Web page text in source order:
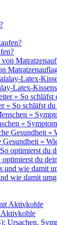
Latex-Kissens
» So schläfst
»
»
du
wie damit
Aktivkohle